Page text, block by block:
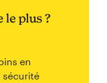
le plus ?
en
sécurité